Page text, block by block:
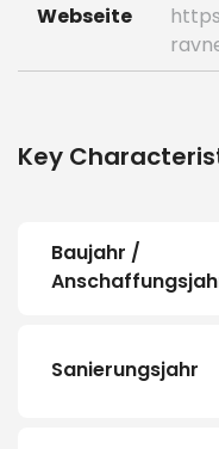
Webseite
Key
Baujahr /
Sanierungsjahr